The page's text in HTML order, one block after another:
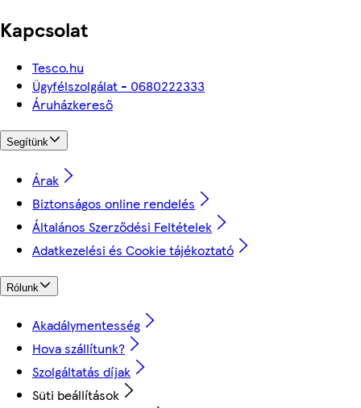
Kapcsolat
Tesco.hu
Ügyfélszolgálat - 0680222333
Áruházkereső
Segítünk
Árak
Biztonságos online rendelés
Általános Szerződési Feltételek
Adatkezelési és Cookie tájékoztató
Rólunk
Akadálymentesség
Hova szállítunk?
Szolgáltatás díjak
Süti beállítások